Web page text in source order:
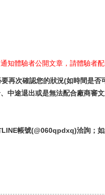
知體驗者公開文章，請體驗者配
再次確認您的狀況(如時間是
中途退出或是無法配合廠商審
帳號(@060qpdxq)洽詢；